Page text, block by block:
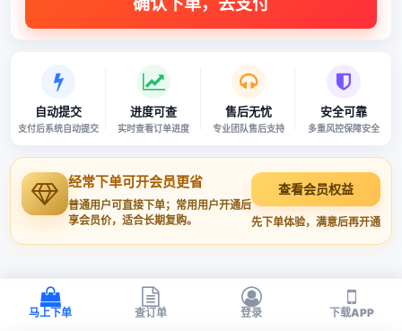
自动提交
支付后系统自动提交
进度可查
实时查看订单进度
售后无忧
专业团队售后支持
安全可靠
多重风控保障安全
经常下单可开会员更省
普通用户可直接下单；常用用户开通后
享会员价，适合长期复购。
查看会员权益
先下单体验，满意后再开通
马上下单 查订单 登录 下载APP